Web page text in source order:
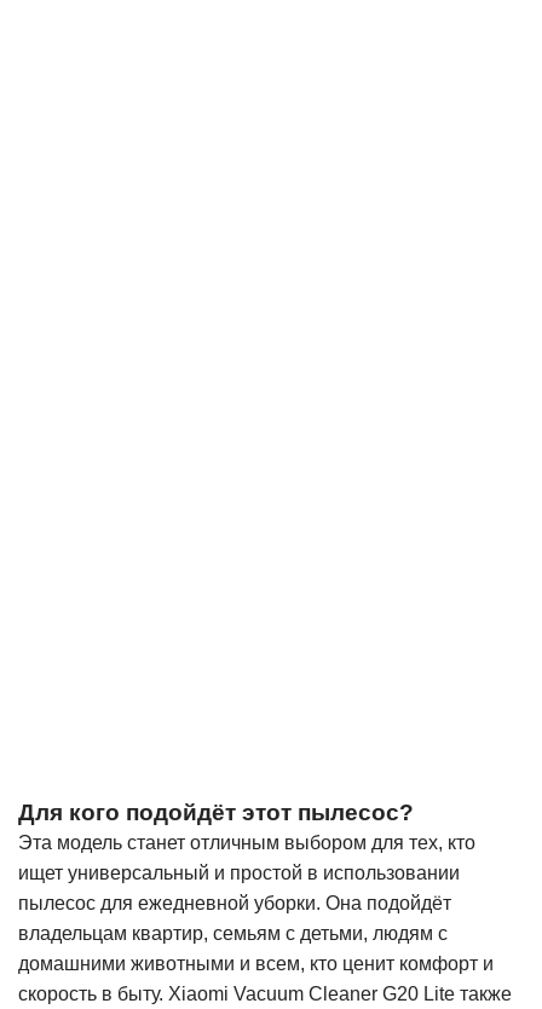
Для кого подойдёт этот пылесос?
Эта модель станет отличным выбором для тех, кто
ищет универсальный и простой в использовании
пылесос для ежедневной уборки. Она подойдёт
владельцам квартир, семьям с детьми, людям с
домашними животными и всем, кто ценит комфорт и
скорость в быту. Xiaomi Vacuum Cleaner G20 Lite также